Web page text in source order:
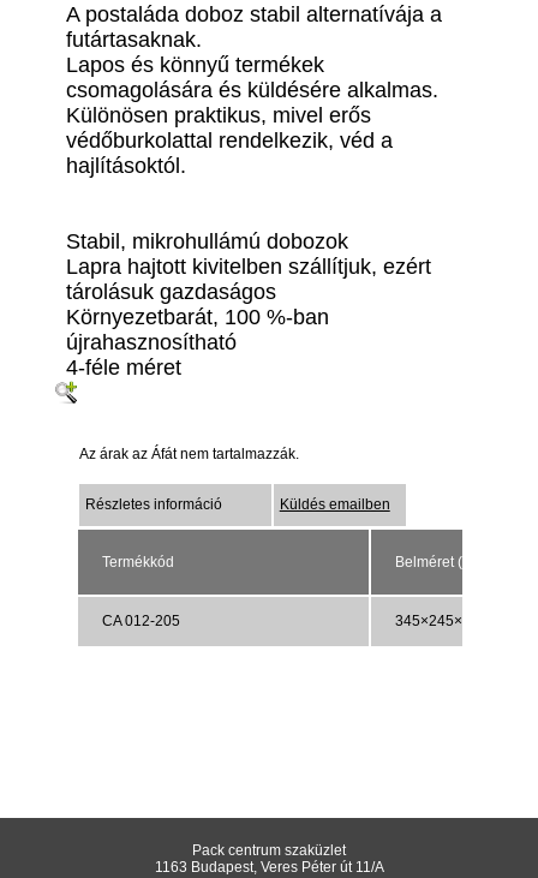
A postaláda doboz stabil alternatívája a
futártasaknak.
Lapos és könnyű termékek
csomagolására és küldésére alkalmas.
Különösen praktikus, mivel erős
védőburkolattal rendelkezik, véd a
hajlításoktól.
Stabil, mikrohullámú dobozok
Lapra hajtott kivitelben szállítjuk, ezért
tárolásuk gazdaságos
Környezetbarát, 100 %-ban
újrahasznosítható
4-féle méret
Az árak az Áfát nem tartalmazzák.
Részletes információ Küldés emailben
Termékkód Belméret (mm)
CA 012-205 345×245×25
Pack centrum szaküzlet
1163 Budapest, Veres Péter út 11/A